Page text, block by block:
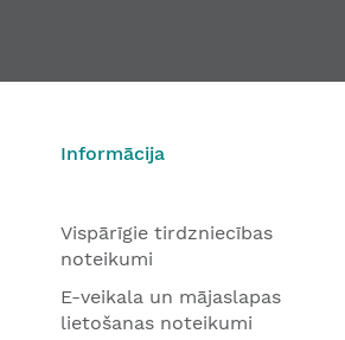
Informācija
Vispārīgie tirdzniecības
noteikumi
E-veikala un mājaslapas
lietošanas noteikumi